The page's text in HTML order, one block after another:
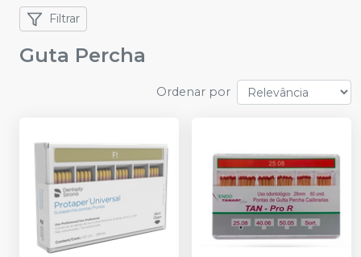
Filtrar
Guta Percha
Ordenar por